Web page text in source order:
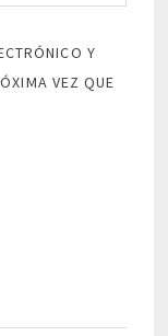
Y
VEZ QUE